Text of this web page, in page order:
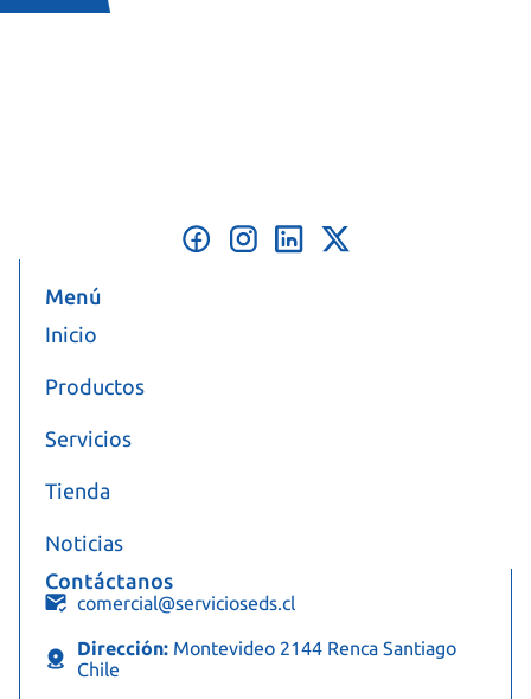
Menú
Inicio
Productos
Servicios
Tienda
Noticias
Contáctanos
comercial@servicioseds.cl
Dirección: Montevideo 2144 Renca Santiago
Chile